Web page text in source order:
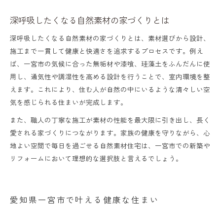
深呼吸したくなる自然素材の家づくりとは
深呼吸したくなる自然素材の家づくりとは、素材選びから設計、
施工まで一貫して健康と快適さを追求するプロセスです。例え
ば、一宮市の気候に合った無垢材や漆喰、珪藻土をふんだんに使
用し、通気性や調湿性を高める設計を行うことで、室内環境を整
えます。これにより、住む人が自然の中にいるような清々しい空
気を感じられる住まいが完成します。
また、職人の丁寧な施工が素材の性能を最大限に引き出し、長く
愛される家づくりにつながります。家族の健康を守りながら、心
地よい空間で毎日を過ごせる自然素材住宅は、一宮市での新築や
リフォームにおいて理想的な選択肢と言えるでしょう。
愛知県一宮市で叶える健康な住まい